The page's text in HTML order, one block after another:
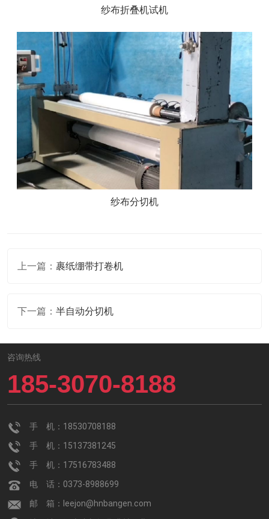
纱布折叠机试机
纱布分切机
上一篇： 裹纸绷带打卷机
下一篇： 半自动分切机
咨询热线
185-3070-8188
手 机：18530708188
手 机：15137381245
手 机：17516783488
电 话：0373-8988699
邮 箱：leejon@hnbangen.com